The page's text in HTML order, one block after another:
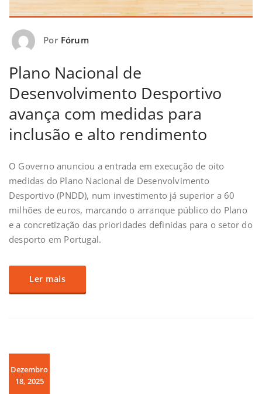
Por Fórum
Plano Nacional de
Desenvolvimento Desportivo
avança com medidas para
inclusão e alto rendimento
O Governo anunciou a entrada em execução de oito
medidas do Plano Nacional de Desenvolvimento
Desportivo (PNDD), num investimento já superior a 60
milhões de euros, marcando o arranque público do Plano
e a concretização das prioridades definidas para o setor do
desporto em Portugal.
Ler mais
Dezembro
18, 2025